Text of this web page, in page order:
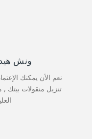
ونش
نعم الأن يمكنك
تنزيل منقولات بيتك ,